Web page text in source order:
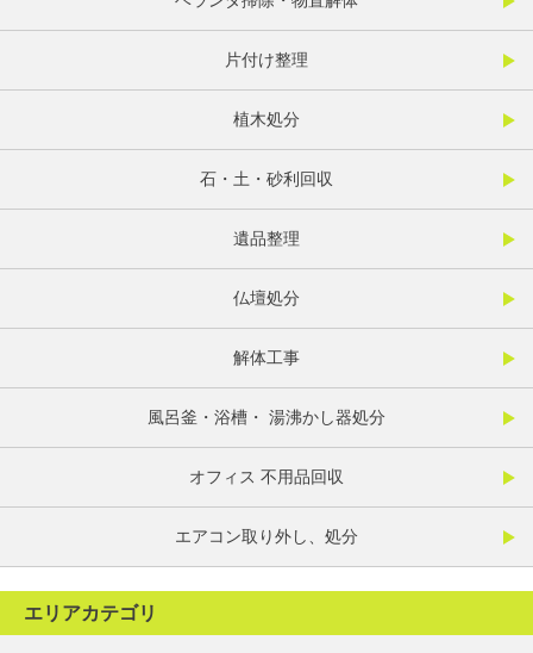
片付け整理
植木処分
石・土・砂利回収
遺品整理
仏壇処分
解体工事
風呂釜・浴槽・ 湯沸かし器処分
オフィス 不用品回収
エアコン取り外し、処分
エリアカテゴリ